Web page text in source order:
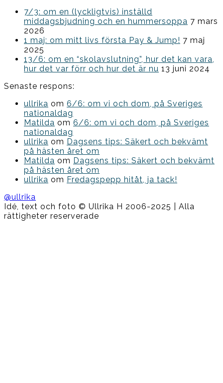
7/3: om en (lyckligtvis) inställd
middagsbjudning och en hummersoppa 7 mars
2026
1 maj: om mitt livs första Pay & Jump! 7 maj
2025
13/6: om en “skolavslutning”, hur det kan vara,
hur det var förr och hur det är nu 13 juni 2024
Senaste respons:
ullrika om 6/6: om vi och dom, på Sveriges
nationaldag
Matilda om 6/6: om vi och dom, på Sveriges
nationaldag
ullrika om Dagsens tips: Säkert och bekvämt
på hästen året om
Matilda om Dagsens tips: Säkert och bekvämt
på hästen året om
ullrika om Fredagspepp hitåt, ja tack!
@ullrika
Idé, text och foto © Ullrika H 2006-2025 | Alla
rättigheter reserverade